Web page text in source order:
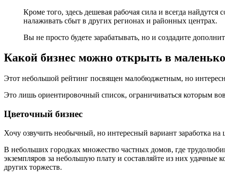
Кроме того, здесь дешевая рабочая сила и всегда
налаживать сбыт в других регионах и районных центрах.
Вы не просто будете зарабатывать, но и создадите
Какой бизнес можно открыть в
Этот небольшой рейтинг посвящен малобюджетным, но
Это лишь ориентировочный список, ограничиваться которым
Цветочный бизнес
Хочу озвучить необычный, но интересный вариант заработка на
В небольших городках множество частных домов, где
экземпляров за небольшую плату и составляйте из них
других торжеств.